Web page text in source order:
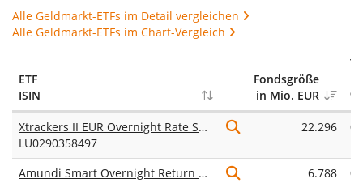
Alle Geldmarkt-ETFs im Detail vergleichen
Alle Geldmarkt-ETFs im Chart-Vergleich
ETF
ISIN
Fondsgröße
in Mio. EUR
%
Xtrackers II EUR Overnight Rate Swap UCITS ETF 1C
LU0290358497
22.296
Amundi Smart Overnight Return UCITS ETF Acc
6.788